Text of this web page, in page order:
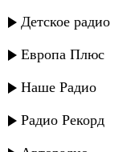
Детское радио
Европа Плюс
Наше Радио
Радио Рекорд
Мирес группа -
Мирес группа -
Мирес группа -